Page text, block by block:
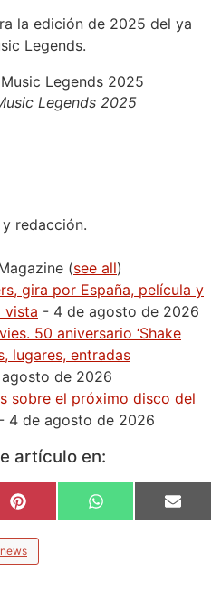
la edición de 2025 del ya
Legends.
Legends 2025
redacción.
(see all)
gira por España, película y
vista - 4 de agosto de 2026
50 aniversario ‘Shake
lugares, entradas
de 2026
sobre el próximo disco del
- 4 de agosto de 2026
artículo en:
Pinterest WhatsApp Email
news